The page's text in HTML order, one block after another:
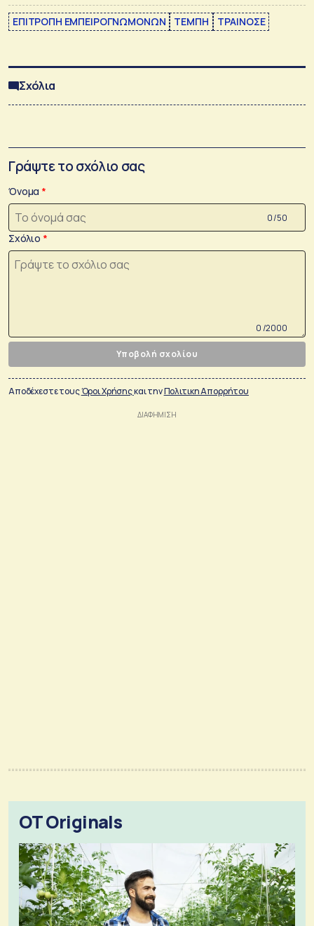
ΕΠΙΤΡΟΠΗ ΕΜΠΕΙΡΟΓΝΩΜΟΝΩΝ ΤΕΜΠΗ ΤΡΑΙΝΟΣΕ
Σχόλια
Γράψτε το σχόλιο σας
Όνομα
0 /50
Σχόλιο
0 /2000
Υποβολή σχολίου
Αποδέχεστε τουςΌροι Χρήσηςκαι τηνΠολιτικη Απορρήτου
OT Originals